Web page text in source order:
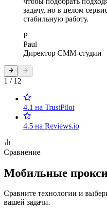
задачу, но в целом
стабильную работу.
P
Paul
Директор СММ-студии
1 / 12
4.1 на TrustPilot
4.5 на Reviews.io
Сравнение
Мобильные
Сравните технологии и
вашей задачи.